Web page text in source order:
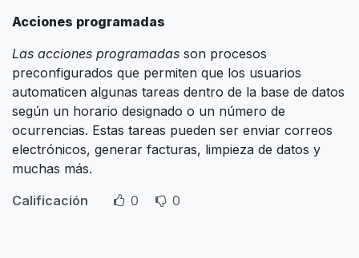
Acciones programadas
Las acciones programadas son procesos
preconfigurados que permiten que los usuarios
automaticen algunas tareas dentro de la base de datos
según un horario designado o un número de
ocurrencias. Estas tareas pueden ser enviar correos
electrónicos, generar facturas, limpieza de datos y
muchas más.
Calificación
0 0